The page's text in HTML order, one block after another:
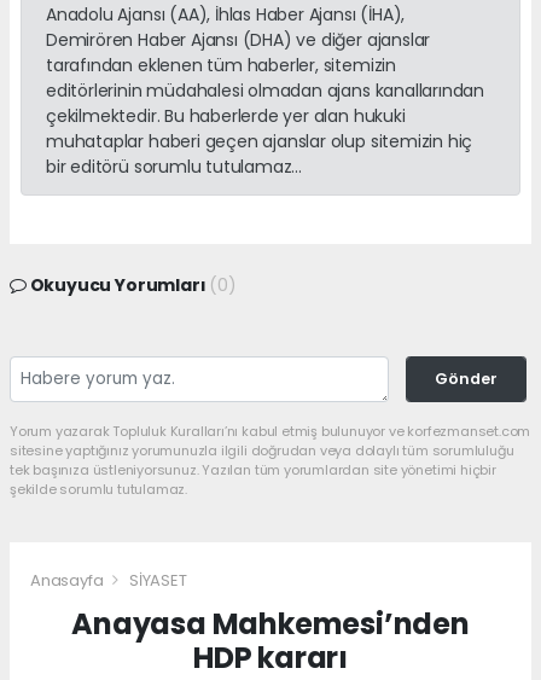
Anadolu Ajansı (AA), İhlas Haber Ajansı (İHA),
Demirören Haber Ajansı (DHA) ve diğer ajanslar
tarafından eklenen tüm haberler, sitemizin
editörlerinin müdahalesi olmadan ajans kanallarından
çekilmektedir. Bu haberlerde yer alan hukuki
muhataplar haberi geçen ajanslar olup sitemizin hiç
bir editörü sorumlu tutulamaz...
Okuyucu Yorumları (0)
Gönder
Yorum yazarak Topluluk Kuralları’nı kabul etmiş bulunuyor ve korfezmanset.com
sitesine yaptığınız yorumunuzla ilgili doğrudan veya dolaylı tüm sorumluluğu
tek başınıza üstleniyorsunuz. Yazılan tüm yorumlardan site yönetimi hiçbir
şekilde sorumlu tutulamaz.
Anasayfa SİYASET
Anayasa Mahkemesi’nden
HDP kararı